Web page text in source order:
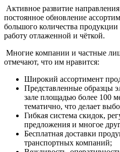
Активное развитие
постоянное обновление
большого количества
работу отлаженной и чёткой.
Многие компании и частные
отмечают, что им нравится:
Широкий ассортимент
Представленные образцы
зале площадью более 100
тематично, что делает
Гибкая система скидок,
предложения и многое
Бесплатная доставки
транспортных компаний;